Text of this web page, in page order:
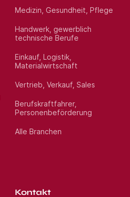
Medizin, Gesundheit, Pflege
Handwerk, gewerblich
technische Berufe
Einkauf, Logistik,
Materialwirtschaft
Vertrieb, Verkauf, Sales
Berufskraftfahrer,
Personenbeförderung
Alle Branchen
Kontakt